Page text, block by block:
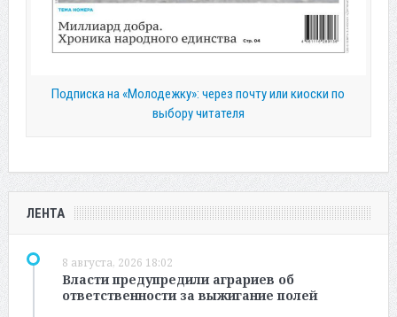
Подписка на «Молодежку»: через почту или киоски по
выбору читателя
ЛЕНТА
8 августа, 2026 18:02
Власти предупредили аграриев об
ответственности за выжигание полей